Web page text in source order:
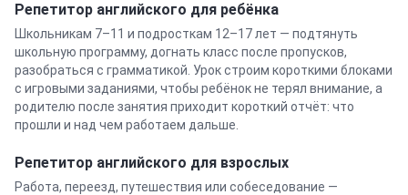
Репетитор английского для ребёнка
Школьникам 7–11 и подросткам 12–17 лет — подтянуть
школьную программу, догнать класс после пропусков,
разобраться с грамматикой. Урок строим короткими блоками
с игровыми заданиями, чтобы ребёнок не терял внимание, а
родителю после занятия приходит короткий отчёт: что
прошли и над чем работаем дальше.
Репетитор английского для взрослых
Работа, переезд, путешествия или собеседование —